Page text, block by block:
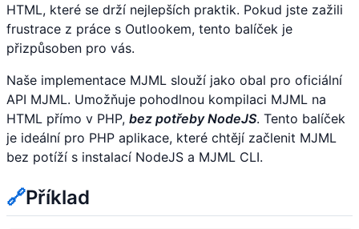
HTML, které se drží nejlepších praktik. Pokud jste zažili
frustrace z práce s Outlookem, tento balíček je
přizpůsoben pro vás.
Naše implementace MJML slouží jako obal pro oficiální
API MJML. Umožňuje pohodlnou kompilaci MJML na
HTML přímo v PHP, bez potřeby NodeJS. Tento balíček
je ideální pro PHP aplikace, které chtějí začlenit MJML
bez potíží s instalací NodeJS a MJML CLI.
🔗Příklad